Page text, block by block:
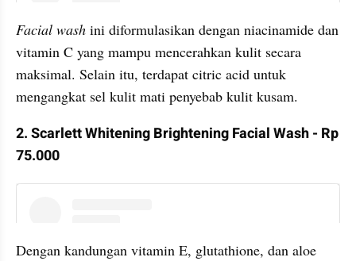
Facial wash ini diformulasikan dengan niacinamide dan
vitamin C yang mampu mencerahkan kulit secara
maksimal. Selain itu, terdapat citric acid untuk
mengangkat sel kulit mati penyebab kulit kusam.
2. Scarlett Whitening Brightening Facial Wash - Rp
75.000
Dengan kandungan vitamin E, glutathione, dan aloe